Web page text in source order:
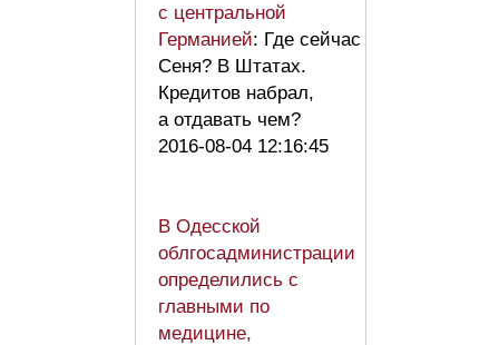
с центральной
Германией: Где сейчас
Сеня? В Штатах.
Кредитов набрал,
а отдавать чем?
2016-08-04 12:16:45
В Одесской
облгосадминистрации
определились с
главными по
медицине,